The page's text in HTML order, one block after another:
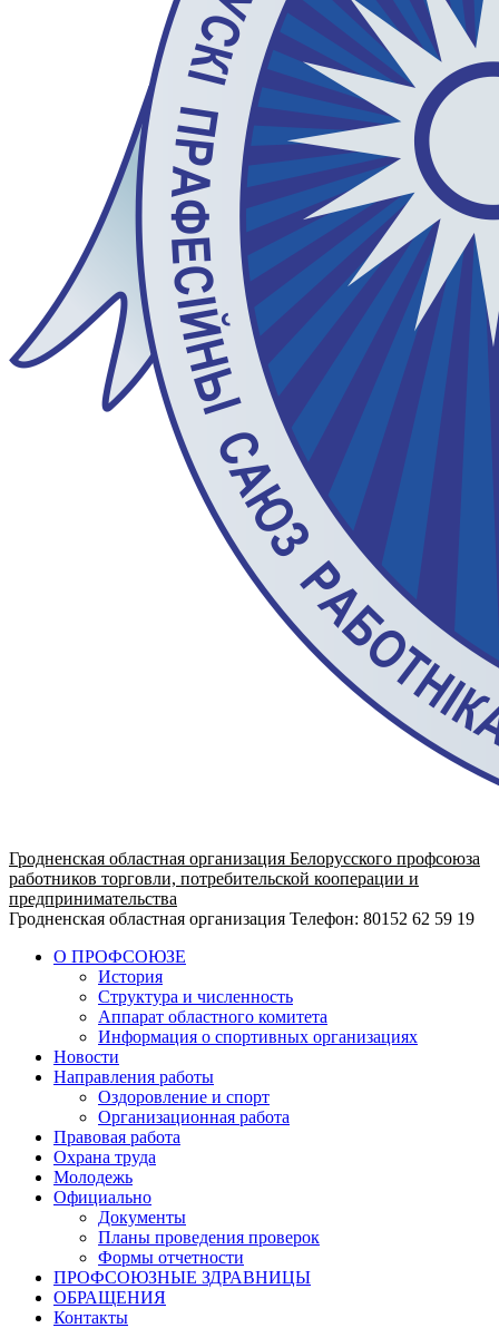
Гродненская областная организация Белорусского профсоюза
работников торговли, потребительской кооперации и
предпринимательства
Гродненская областная организация Телефон: 80152 62 59 19
О ПРОФСОЮЗЕ
История
Структура и численность
Аппарат областного комитета
Информация о спортивных организациях
Новости
Направления работы
Оздоровление и спорт
Организационная работа
Правовая работа
Охрана труда
Молодежь
Официально
Документы
Планы проведения проверок
Формы отчетности
ПРОФСОЮЗНЫЕ ЗДРАВНИЦЫ
ОБРАЩЕНИЯ
Контакты